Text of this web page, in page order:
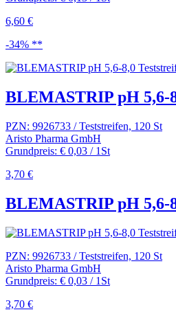
6,60 €
-34% **
BLEMASTRIP pH 5,6-
PZN: 9926733 / Teststreifen, 120 St
Aristo Pharma GmbH
Grundpreis: € 0,03 / 1St
3,70 €
BLEMASTRIP pH 5,6-
PZN: 9926733 / Teststreifen, 120 St
Aristo Pharma GmbH
Grundpreis: € 0,03 / 1St
3,70 €